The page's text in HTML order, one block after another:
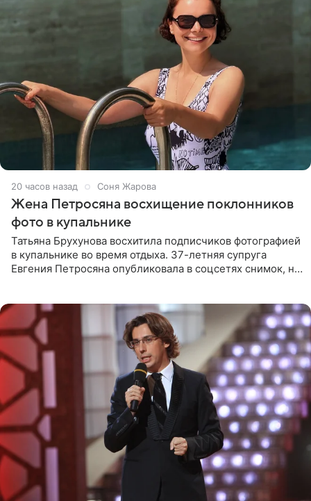
20 часов назад Соня Жарова
Жена Петросяна восхищение поклонников
фото в купальнике
Татьяна Брухунова восхитила подписчиков фотографией
в купальнике во время отдыха. 37-летняя супруга
Евгения Петросяна опубликовала в соцсетях снимок, на